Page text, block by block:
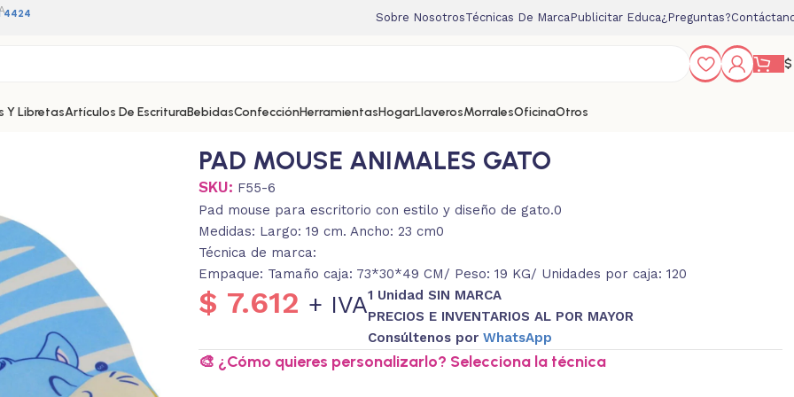
4424 Sobre NosotrosTécnicas De MarcaPublicitar Educa¿Preguntas?
$
Y LibretasArtículos De EscrituraBebidasConfecciónHerramientasHogarLlaverosMorralesOficinaOtros
PAD MOUSE ANIMALES GATO
SKU: F55-6
Pad mouse para escritorio con estilo y diseño de gato.0
Medidas: Largo: 19 cm. Ancho: 23 cm0
Técnica de marca:
Empaque: Tamaño caja: 73*30*49 CM/ Peso: 19 KG/ Unidades por caja: 120
$ 7.612 + IVA1 Unidad SIN MARCA
PRECIOS E INVENTARIOS AL POR MAYOR
Consúltenos por WhatsApp
🎨 ¿Cómo quieres personalizarlo? Selecciona la técnica